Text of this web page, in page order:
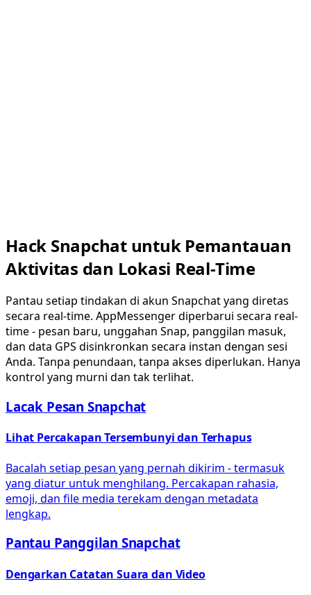
Hack Snapchat untuk Pemantauan
Aktivitas dan Lokasi Real-Time
Pantau setiap tindakan di akun Snapchat yang diretas
secara real-time. AppMessenger diperbarui secara real-
time - pesan baru, unggahan Snap, panggilan masuk,
dan data GPS disinkronkan secara instan dengan sesi
Anda. Tanpa penundaan, tanpa akses diperlukan. Hanya
kontrol yang murni dan tak terlihat.
Lacak Pesan Snapchat
Lihat Percakapan Tersembunyi dan Terhapus
Bacalah setiap pesan yang pernah dikirim - termasuk
yang diatur untuk menghilang. Percakapan rahasia,
emoji, dan file media terekam dengan metadata
lengkap.
Pantau Panggilan Snapchat
Dengarkan Catatan Suara dan Video